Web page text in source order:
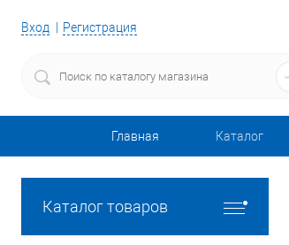
Вход Регистрация
Главная Каталог
Каталог товаров